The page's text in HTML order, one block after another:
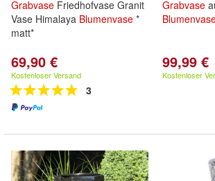
Grabvase Friedhofvase Granit
Vase Himalaya Blumenvase *
matt*
69,90 €
Kostenloser Versand
3
Grabvase
99,99 €
Kostenloser